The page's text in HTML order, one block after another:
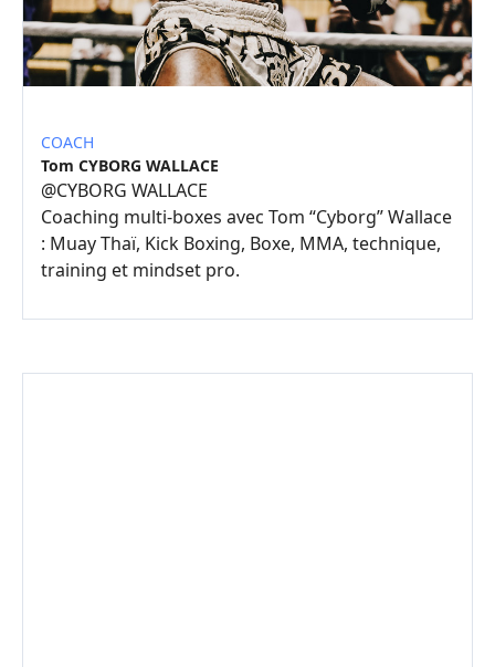
COACH
Tom CYBORG WALLACE
@CYBORG WALLACE
Coaching multi-boxes avec Tom “Cyborg” Wallace
: Muay Thaï, Kick Boxing, Boxe, MMA, technique,
training et mindset pro.